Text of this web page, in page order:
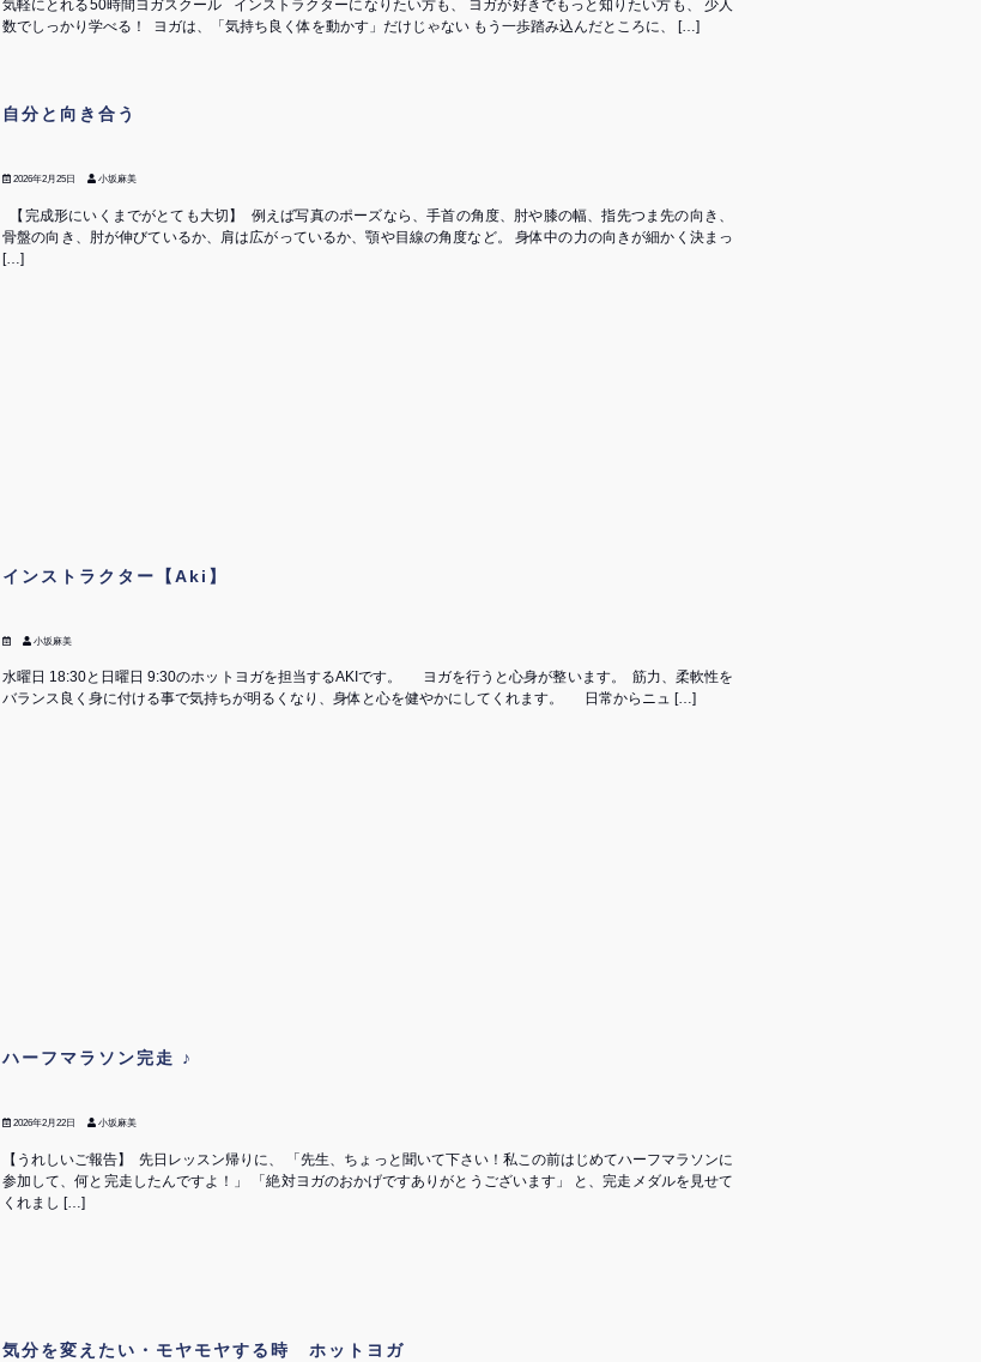
気軽にとれる50時間ヨガスクール インストラクターになりたい方も、 ヨガが好きでもっと知りたい方も、 少人
数でしっかり学べる！ ⁡ ヨガは、「気持ち良く体を動かす」だけじゃない もう一歩踏み込んだところに、 […]
自分と向き合う
2026年2月25日 小坂麻美
【完成形にいくまでがとても大切】 ⁡ 例えば写真のポーズなら、手首の角度、肘や膝の幅、指先つま先の向き、
骨盤の向き、肘が伸びているか、肩は広がっているか、顎や目線の角度など。 身体中の力の向きが細かく決まっ
[…]
インストラクター【Aki】
小坂麻美
水曜日 18:30と日曜日 9:30のホットヨガを担当するAKIです。 ヨガを行うと心身が整います。 ⁡ 筋力、柔軟性を
バランス良く身に付ける事で気持ちが明るくなり、身体と心を健やかにしてくれます。 日常からニュ […]
ハーフマラソン完走 ♪
2026年2月22日 小坂麻美
【うれしいご報告】 ⁡ 先日レッスン帰りに、 「先生、ちょっと聞いて下さい！私この前はじめてハーフマラソンに
参加して、何と完走したんですよ！」 「絶対ヨガのおかげですありがとうございます」 と、完走メダルを見せて
くれまし […]
気分を変えたい・モヤモヤする時 ホットヨガ